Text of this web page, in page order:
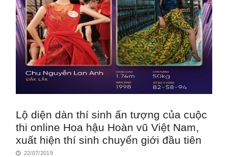
Lộ diện dàn thí sinh ấn tượng của cuộc
thi online Hoa hậu Hoàn vũ Việt Nam,
xuất hiện thí sinh chuyển giới đầu tiên
22/07/2019